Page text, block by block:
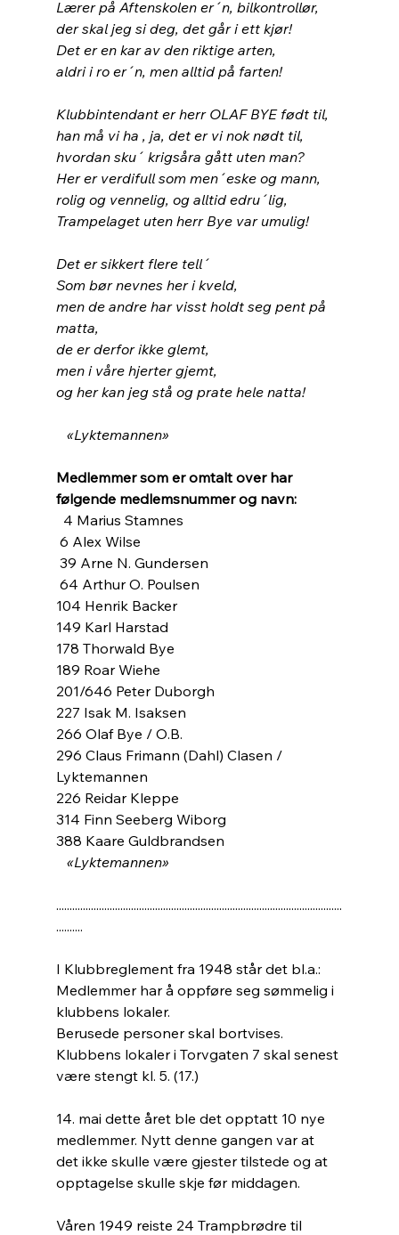
Lærer på Aftenskolen er´n, bilkontrollør,
der skal jeg si deg, det går i ett kjør!
Det er en kar av den riktige arten,
aldri i ro er´n, men alltid på farten!
Klubbintendant er herr OLAF BYE født til,
han må vi ha , ja, det er vi nok nødt til,
hvordan sku´ krigsåra gått uten man?
Her er verdifull som men´eske og mann,
rolig og vennelig, og alltid edru´lig,
Trampelaget uten herr Bye var umulig!
Det er sikkert flere tell´
Som bør nevnes her i kveld,
men de andre har visst holdt seg pent på
matta,
de er derfor ikke glemt,
men i våre hjerter gjemt,
og her kan jeg stå og prate hele natta!
«Lyktemannen»
Medlemmer som er omtalt over har
følgende medlemsnummer og navn:
  4 Marius Stamnes
6 Alex Wilse
39 Arne N. Gundersen
64 Arthur O. Poulsen
104 Henrik Backer
149 Karl Harstad
178 Thorwald Bye
189 Roar Wiehe
201/646 Peter Duborgh
227 Isak M. Isaksen
266 Olaf Bye / O.B.
296 Claus Frimann (Dahl) Clasen /
Lyktemannen
226 Reidar Kleppe
314 Finn Seeberg Wiborg
388 Kaare Guldbrandsen
«Lyktemannen»
...........................................................................................................
..........
I Klubbreglement fra 1948 står det bl.a.:
Medlemmer har å oppføre seg sømmelig i
klubbens lokaler.
Berusede personer skal bortvises.
Klubbens lokaler i Torvgaten 7 skal senest
være stengt kl. 5. (17.)
14. mai dette året ble det opptatt 10 nye
medlemmer. Nytt denne gangen var at
det ikke skulle være gjester tilstede og at
opptagelse skulle skje før middagen.
Våren 1949 reiste 24 Trampbrødre til